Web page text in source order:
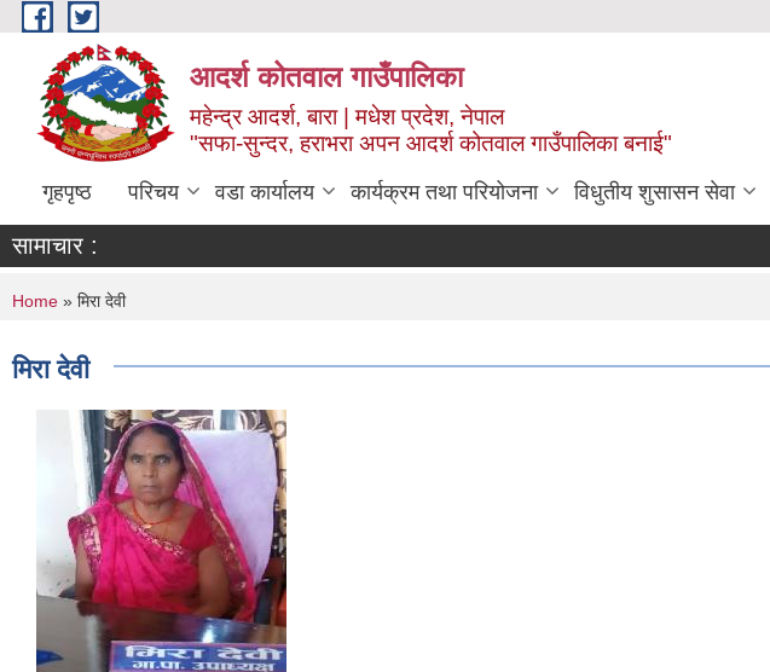
Skip to main content
आदर्श कोतवाल गाउँपालिका
महेन्द्र आदर्श, बारा | मधेश प्रदेश, नेपाल
"सफा-सुन्दर, हराभरा अपन आदर्श कोतवाल गाउँपालिका बनाई"
गृहपृष्ठ परिचय वडा कार्यालय कार्यक्रम तथा परियोजना विधुतीय शुसासन सेवा
सामाचार :
You are here
Home » मिरा देवी
मिरा देवी